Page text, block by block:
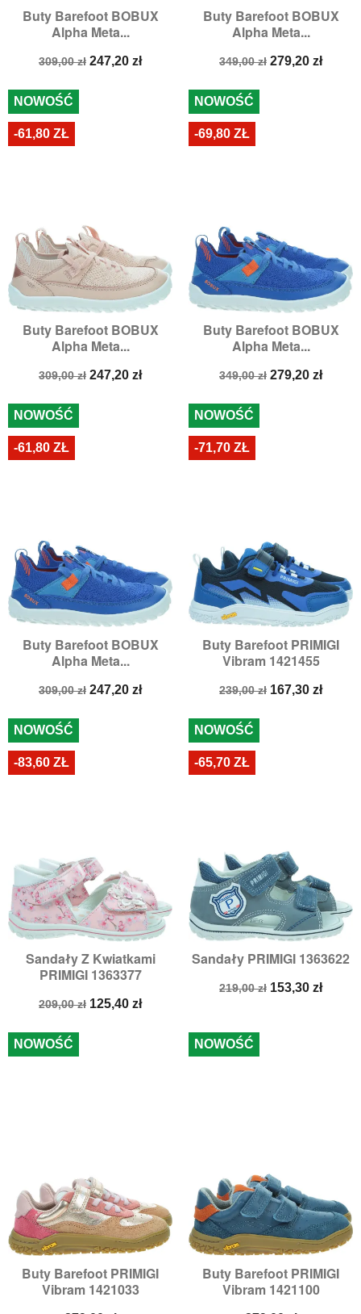
Buty Barefoot BOBUX
Alpha Meta...
Cena
309,00 zł Cena
247,20 zł
Buty Barefoot BOBUX
Alpha Meta...
Cena
349,00 zł Cena
279,20 zł
Buty Barefoot BOBUX
Alpha Meta...
Cena
309,00 zł Cena
247,20 zł
NOWOŚĆ
-61,80 ZŁ
Buty Barefoot BOBUX
Alpha Meta...
Cena
349,00 zł Cena
279,20 zł
NOWOŚĆ
-69,80 ZŁ
Buty Barefoot BOBUX
Alpha Meta...
Cena
309,00 zł Cena
247,20 zł
NOWOŚĆ
-61,80 ZŁ
Buty Barefoot PRIMIGI
Vibram 1421455
Cena
239,00 zł Cena
167,30 zł
NOWOŚĆ
-71,70 ZŁ
Sandały Z Kwiatkami
PRIMIGI 1363377
Cena
209,00 zł Cena
125,40 zł
NOWOŚĆ
-83,60 ZŁ
Sandały PRIMIGI 1363622
Cena
219,00 zł Cena
153,30 zł
NOWOŚĆ
-65,70 ZŁ
Buty Barefoot PRIMIGI
Vibram 1421033
NOWOŚĆ
Buty Barefoot PRIMIGI
Vibram 1421100
NOWOŚĆ